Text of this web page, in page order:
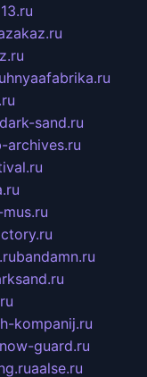
dark-sand.ru
archives.ru
mus.ru
bandamn.ru
kompanij.ru
guard.ru
aalse.ru